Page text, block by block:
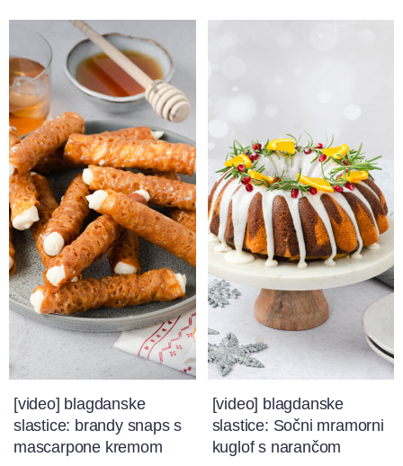
[video] blagdanske
slastice: brandy snaps s
mascarpone kremom
[video] blagdanske
slastice: Sočni mramorni
kuglof s narančom